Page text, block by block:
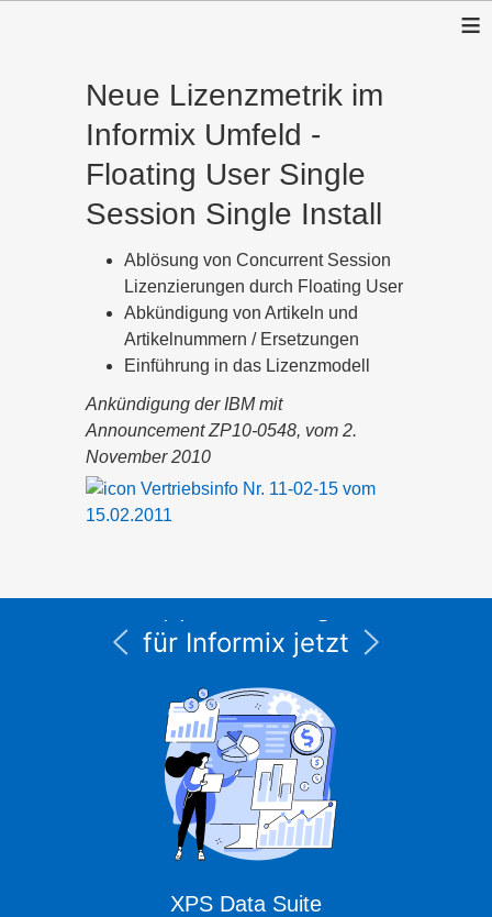
≡
Neue Lizenzmetrik im
Informix Umfeld -
Floating User Single
Session Single Install
Ablösung von Concurrent Session
Lizenzierungen durch Floating User
Abkündigung von Artikeln und
Artikelnummern / Ersetzungen
Einführung in das Lizenzmodell
Ankündigung der IBM mit
Announcement ZP10-0548, vom 2.
November 2010
Vertriebsinfo Nr. 11-02-15 vom
15.02.2011
Supportleistungen
für Informix jetzt
Expert Solutions
XPS Data Suite